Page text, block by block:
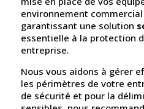
environnement
garantissant une solution
essentielle à la protection
entreprise.
Nous vous aidons à gérer
les périmètres de votre
de sécurité et pour la